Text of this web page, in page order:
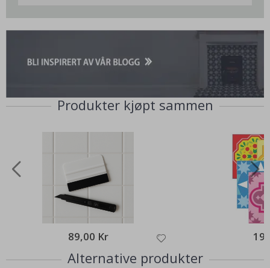
Produkter kjøpt sammen
89,00 Kr
Alternative produkter